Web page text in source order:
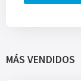
MÁS VENDIDOS